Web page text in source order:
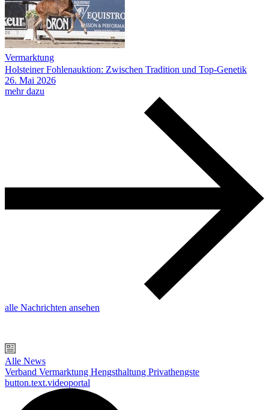
Vermarktung
Holsteiner Fohlenauktion: Zwischen Tradition und Top-Genetik
26. Mai 2026
mehr dazu
alle Nachrichten ansehen
Alle News
Verband Vermarktung Hengsthaltung Privathengste
button.text.videoportal